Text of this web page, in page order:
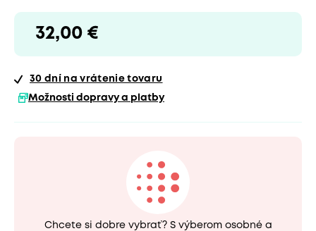
32,00 €
30 dní na vrátenie tovaru
Možnosti dopravy a platby
Chcete si dobre vybrať? S výberom osobné a